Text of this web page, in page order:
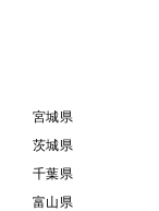
宮城県
茨城県
千葉県
富山県